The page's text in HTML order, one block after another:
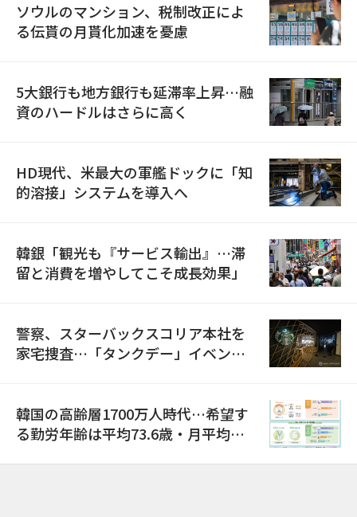
ソウルのマンション、税制改正によ
る伝貰の月貰化加速を憂慮
5大銀行も地方銀行も延滞率上昇…融
資のハードルはさらに高く
HD現代、米最大の軍艦ドックに「知
的溶接」システムを導入へ
韓銀「観光も『サービス輸出』…滞
留と消費を増やしてこそ成長効果」
警察、スターバックスコリア本社を
家宅捜査…「タンクデー」イベント
韓国の高齢層1700万人時代…希望す
る勤労年齢は平均73.6歳・月平均賃